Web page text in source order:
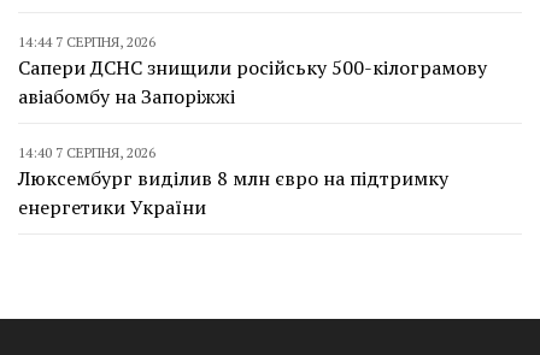
14:44 7 СЕРПНЯ, 2026
Сапери ДСНС знищили російську 500-кілограмову
авіабомбу на Запоріжжі
14:40 7 СЕРПНЯ, 2026
Люксембург виділив 8 млн євро на підтримку
енергетики України